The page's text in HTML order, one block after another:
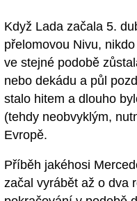
Když Lada začala 5.
přelomovou Nivu,
ve stejné podobě
nebo dekádu a půl
stalo hitem a dlouho
(tehdy neobvyklým,
Evropě.
Příběh jakéhosi
začal vyrábět až o dva